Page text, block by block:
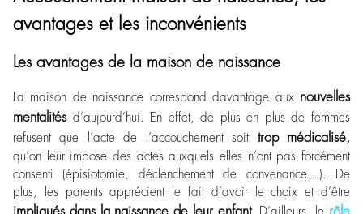
avantages et les inconvénients
Les avantages de la maison de naissance
La maison de naissance correspond davantage aux nouvelles
mentalitésd’aujourd’hui. En effet, de plus en plus de femmes
refusent que l’acte de l’accouchement soit trop médicalisé,
qu’on leur impose des actes auxquels elles n’ont pas forcément
consenti (épisiotomie, déclenchement de convenance…). De
plus, les parents apprécient le fait d’avoir le choix et d’être